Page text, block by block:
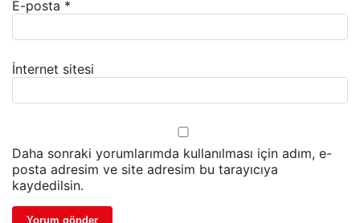
E-posta *
İnternet sitesi
Daha sonraki yorumlarımda kullanılması için adım, e-
posta adresim ve site adresim bu tarayıcıya
kaydedilsin.